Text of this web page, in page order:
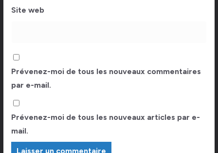
Site web
Prévenez-moi de tous les nouveaux commentaires
par e-mail.
Prévenez-moi de tous les nouveaux articles par e-
mail.